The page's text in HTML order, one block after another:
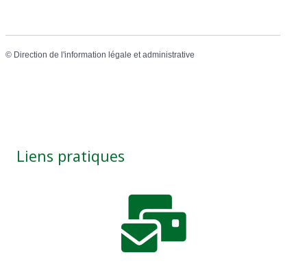
© Direction de l'information légale et administrative
Liens pratiques